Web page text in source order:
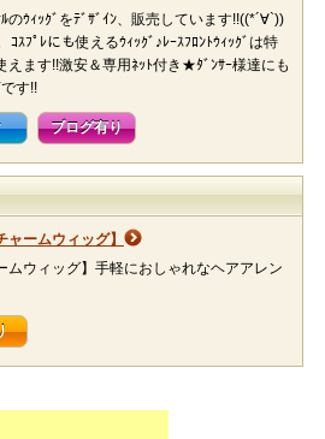
のｳｨｯｸﾞをﾃﾞｻﾞｲﾝ、販売しています!!((*´∀`))
ｺｽﾌﾟﾚにも使えるｳｨｯｸﾞ♪ﾚｰｽﾌﾛﾝﾄｳｨｯｸﾞは特
えます!!激安＆専用ﾈｯﾄ付き★ﾀﾞﾝｻｰ様達にも
す!!
ブログ有り
ームウィッグ】
ムウィッグ】手軽におしゃれなヘアアレン